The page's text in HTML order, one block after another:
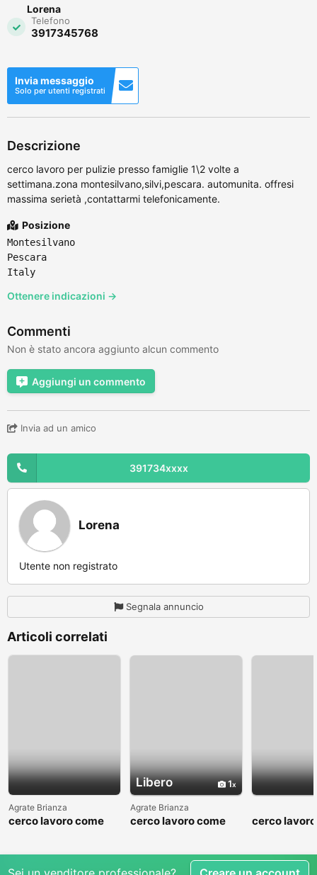
Lorena
Telefono
3917345768
Invia messaggio
Solo per utenti registrati
Descrizione
cerco lavoro per pulizie presso famiglie 1\2 volte a
settimana.zona montesilvano,silvi,pescara. automunita. offresi
massima serietà ,contattarmi telefonicamente.
Posizione
Montesilvano
Pescara
Italy
Ottenere indicazioni →
Commenti
Non è stato ancora aggiunto alcun commento
Aggiungi un commento
Invia ad un amico
391734xxxx
Lorena
Utente non registrato
Segnala annuncio
Articoli correlati
Agrate Brianza
cerco lavoro come
Libero 1
Agrate Brianza
cerco lavoro come
cerco